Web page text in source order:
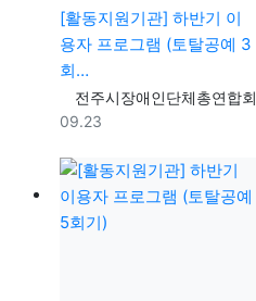
[활동지원기관] 하반기 이
용자 프로그램 (토탈공예 3
회…
등록자
전주시장애인단체총연합회
등록일
09.23